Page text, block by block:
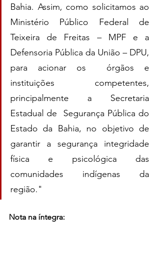
Bahia. Assim, como solicitamos ao
Ministério Público Federal de
Teixeira de Freitas – MPF e a
Defensoria Pública da União – DPU,
para acionar os  órgãos e
instituições competentes,
principalmente a Secretaria
Estadual de  Segurança Pública do
Estado da Bahia, no objetivo de
garantir a segurança integridade
física e psicológica das
comunidades indígenas da
região."
Nota na íntegra: